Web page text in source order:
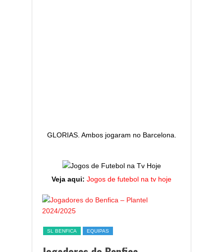
GLORIAS. Ambos jogaram no Barcelona.
Veja aqui: Jogos de futebol na tv hoje
SL BENFICA EQUIPAS